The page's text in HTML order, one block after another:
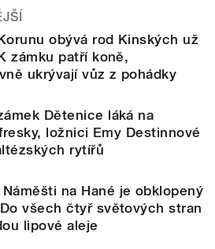
obývá rod Kinských už
zámku patří koně,
ukrývají vůz z pohádky
Dětenice láká na
ložnici Emy Destinnové
rytířů
na Hané je obklopený
všech čtyř světových stran
lipové aleje